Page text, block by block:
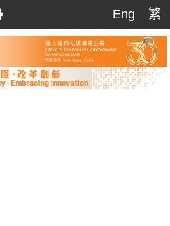
Eng
繁
繁